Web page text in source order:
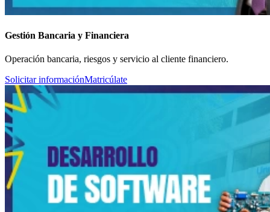
Gestión Bancaria y Financiera
Operación bancaria, riesgos y servicio al cliente financiero.
Solicitar informaciónMatricúlate